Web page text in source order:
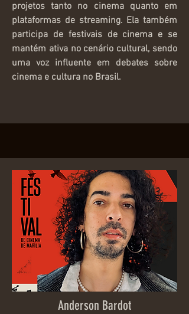
projetos tanto no cinema quanto em
plataformas de streaming. Ela também
participa de festivais de cinema e se
mantém ativa no cenário cultural, sendo
uma voz influente em debates sobre
cinema e cultura no Brasil.
Anderson Bardot